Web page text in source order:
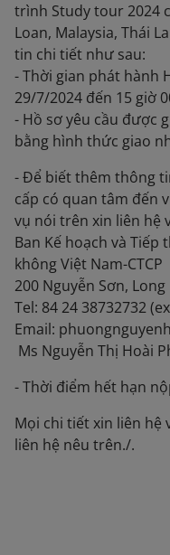
trình Study tour 2024
Loan, Malaysia, Thái
tin chi tiết như sau:
- Thời gian phát hành
29/7/2024 đến 15 giờ
- Hồ sơ yêu cầu được
bằng hình thức giao
- Để biết thêm thông
cấp có quan tâm đến
vụ nói trên xin liên hệ
Ban Kế hoạch và Tiếp
không Việt Nam-CTCP
200 Nguyễn Sơn,
Tel: 84 24 38732732
Email:
Ms Nguyễn Thị Hoài
- Thời điểm hết hạn
Mọi chi tiết xin liên hệ
liên hệ nêu trên./.